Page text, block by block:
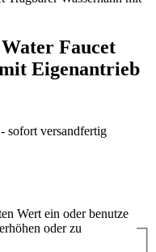
Faucet
Eigenantrieb
sofort versandfertig
Wert ein oder benutze
oder zu